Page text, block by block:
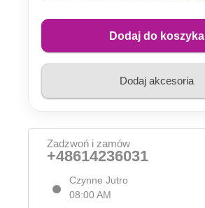
Dodaj do koszyka
Dodaj akcesoria
Zadzwoń i zamów
+48614236031
Czynne Jutro
08:00 AM